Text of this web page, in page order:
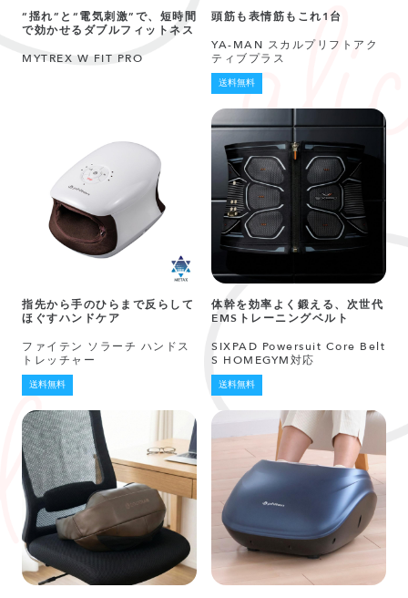
“揺れ”と“電気刺激”で、短時間
で効かせるダブルフィットネス
MYTREX W FIT PRO
頭筋も表情筋もこれ1台
YA-MAN スカルプリフトアク
ティブプラス
送料無料
指先から手のひらまで反らして
ほぐすハンドケア
ファイテン ソラーチ ハンドス
トレッチャー
送料無料
体幹を効率よく鍛える、次世代
EMSトレーニングベルト
SIXPAD Powersuit Core Belt
S HOMEGYM対応
送料無料